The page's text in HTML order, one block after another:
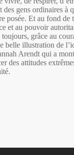
des gens ordinaires à
posée. Et au fond de
et au pouvoir
toujours, grâce au
belle illustration de
Arendt qui a
des attitudes